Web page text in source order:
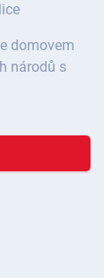
domovem
národů s